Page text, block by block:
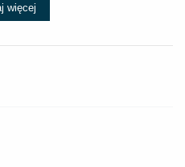
więcej